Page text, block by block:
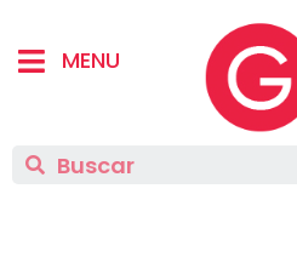
MENU